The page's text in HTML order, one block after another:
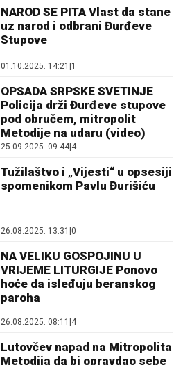
NAROD SE PITA Vlast da stane
uz narod i odbrani Đurđeve
Stupove
01.10.2025. 14:21 1
OPSADA SRPSKE SVETINJE
Policija drži Đurđeve stupove
pod obručem, mitropolit
Metodije na udaru (video)
25.09.2025. 09:44 4
Tužilaštvo i „Vijesti“ u opsesiji
spomenikom Pavlu Đurišiću
26.08.2025. 13:31 0
NA VELIKU GOSPOJINU U
VRIJEME LITURGIJE Ponovo
hoće da isleđuju beranskog
paroha
26.08.2025. 08:11 4
Lutovčev napad na Mitropolita
Metodija da bi opravdao sebe